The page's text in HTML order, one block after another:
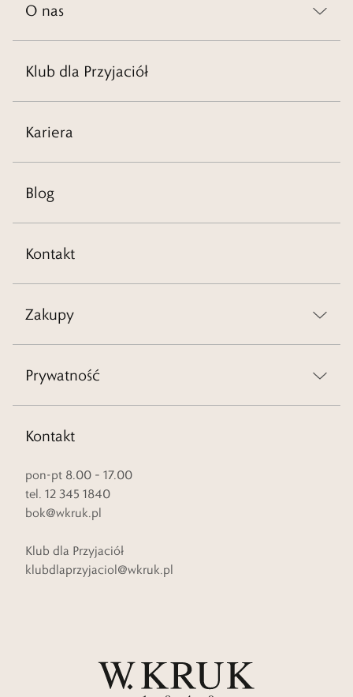
O nas
Klub dla Przyjaciół
Kariera
Blog
Kontakt
Zakupy
Prywatność
Kontakt
pon-pt 8.00 – 17.00
tel. 12 345 1840
bok@wkruk.pl
Klub dla Przyjaciół
klubdlaprzyjaciol@wkruk.pl